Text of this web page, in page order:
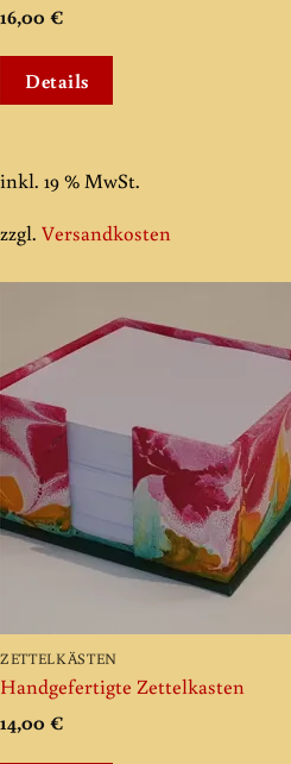
16,00€
Details
inkl. 19 % MwSt.
zzgl.Versandkosten
Add to
ZETTELKÄSTEN
Handgefertigte Zettelkasten
14,00€